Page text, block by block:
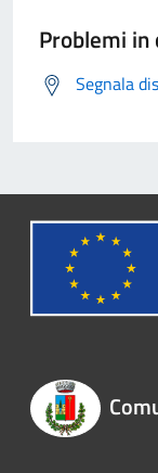
Problemi
Segnala